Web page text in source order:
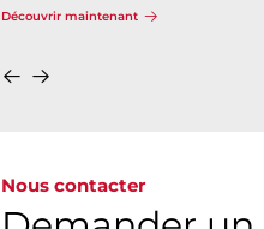
Découvrir maintenant
Nous contacter